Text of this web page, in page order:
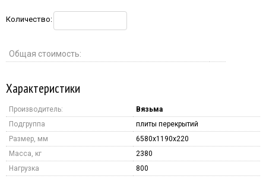
Количество:
Общая стоимость:
Характеристики
Производитель:
Вязьма
Подгруппа
плиты перекрытий
Размер, мм
6580x1190x220
Масса, кг
2380
Нагрузка
800